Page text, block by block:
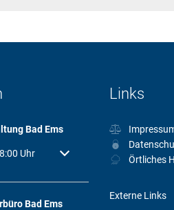
Bad Ems
oder Schließzeiten auszublenden
Uhr Von 14:00 bis 18:00 Uhr
Bad Ems
Links
Örtliches
Externe Links